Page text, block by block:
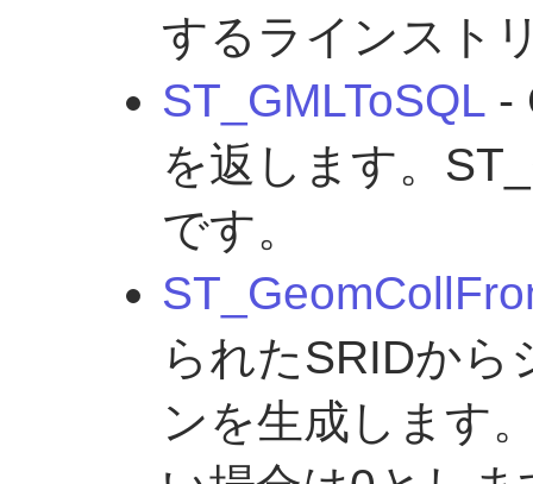
するラインスト
ST_GMLToSQL -
を返します。
です。
られたSRIDか
ンを生成します